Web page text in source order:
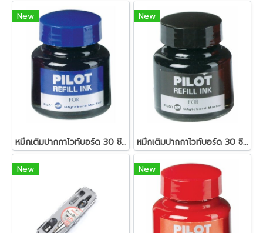
New
หมึกเติมปากกาไวท์บอร์ด 30 ซีซี. สีน้ำเงิน ไพล็อต
New
หมึกเติมปากกาไวท์บอร์ด 30 ซีซี. สีดำ ไพล็อต
New New